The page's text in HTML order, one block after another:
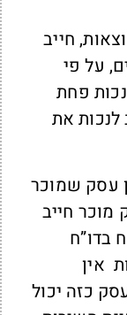
חייב
על פי
פחת
את
עסק שמוכר
חייב
בדו”ח
אין
כזה יכול